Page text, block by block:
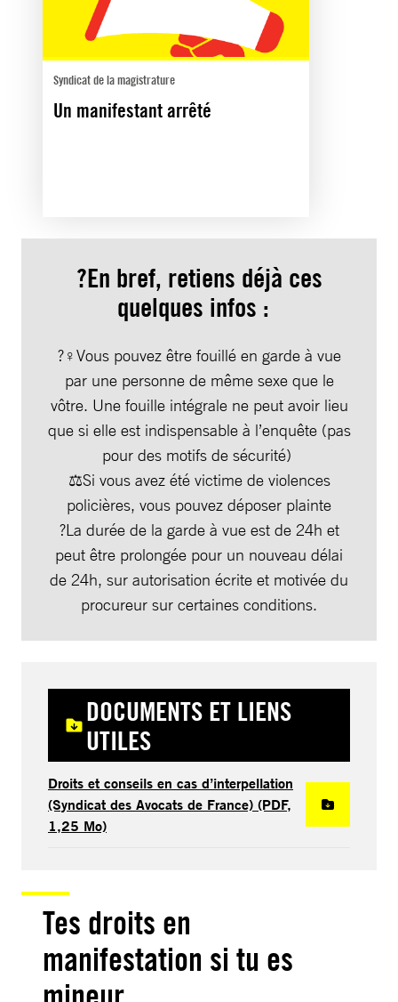
Syndicat de la magistrature
Un manifestant arrêté
?En bref, retiens déjà ces
quelques infos :
?‍♀️Vous pouvez être fouillé en garde à vue
par une personne de même sexe que le
vôtre. Une fouille intégrale ne peut avoir lieu
que si elle est indispensable à l’enquête (pas
pour des motifs de sécurité)
⚖️Si vous avez été victime de violences
policières, vous pouvez déposer plainte
?La durée de la garde à vue est de 24h et
peut être prolongée pour un nouveau délai
de 24h, sur autorisation écrite et motivée du
procureur sur certaines conditions.
DOCUMENTS ET LIENS
UTILES
Droits et conseils en cas d’interpellation
(Syndicat des Avocats de France) (PDF,
1,25 Mo)
Tes droits en
manifestation si tu es